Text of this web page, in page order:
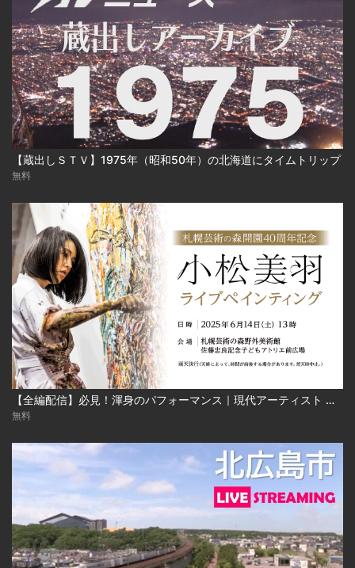
【蔵出しＳＴＶ】1975年（昭和50年）の北海道にタイムトリップ
無料
【全編配信】必見！渾身のパフォーマンス｜現代アーティスト 小松美羽 ライブペインティング｜札幌芸術の森開園40周年記念 2025年6月24日（土） Miwa Komatsu | Live Painting‐Sapporo Art Park
無料